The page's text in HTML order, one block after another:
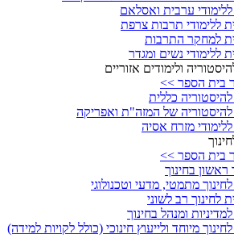
ללימודי ערבית ואסלאם
ללימודי תרבות צרפת
למחקר התרבות
ללימודי נשים ומגדר
ולימודים אזוריים
בית הספר >>
להיסטוריה כללית
להיסטוריה של המזה"ת ואפריקה
ללימודי מזרח אסיה
בית הספר >>
ראשון בחינוך
מתמטי, מדעי וטכנולוגי
לחינוך רב לשוני
ומנהל בחינוך
מיוחד ולייעוץ חינוכי (כולל לקויות למידה)